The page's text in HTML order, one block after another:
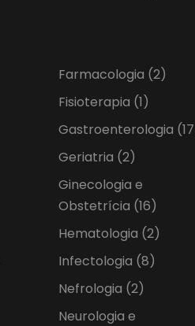
Farmacologia (2)
Fisioterapia (1)
Gastroenterologia
Geriatria (2)
Ginecologia e
Obstetrícia (16)
Hematologia (2)
Infectologia (8)
Nefrologia (2)
Neurologia e